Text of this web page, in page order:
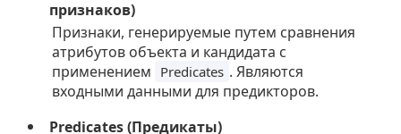
признаков)
Признаки, генерируемые путем сравнения
атрибутов объекта и кандидата с
применением Predicates . Являются
входными данными для предикторов.
Predicates (Предикаты)